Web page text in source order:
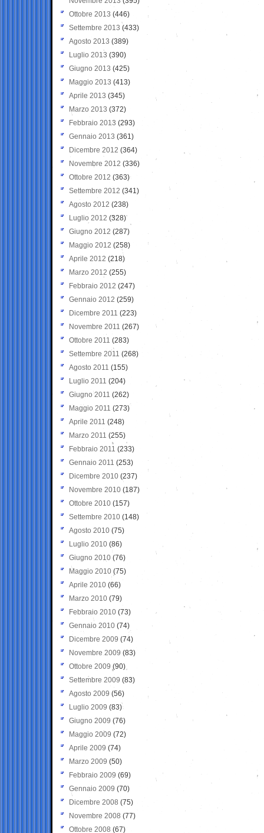
Ottobre 2013 (446)
Settembre 2013 (433)
Agosto 2013 (389)
Luglio 2013 (390)
Giugno 2013 (425)
Maggio 2013 (413)
Aprile 2013 (345)
Marzo 2013 (372)
Febbraio 2013 (293)
Gennaio 2013 (361)
Dicembre 2012 (364)
Novembre 2012 (336)
Ottobre 2012 (363)
Settembre 2012 (341)
Agosto 2012 (238)
Luglio 2012 (328)
Giugno 2012 (287)
Maggio 2012 (258)
Aprile 2012 (218)
Marzo 2012 (255)
Febbraio 2012 (247)
Gennaio 2012 (259)
Dicembre 2011 (223)
Novembre 2011 (267)
Ottobre 2011 (283)
Settembre 2011 (268)
Agosto 2011 (155)
Luglio 2011 (204)
Giugno 2011 (262)
Maggio 2011 (273)
Aprile 2011 (248)
Marzo 2011 (255)
Febbraio 2011 (233)
Gennaio 2011 (253)
Dicembre 2010 (237)
Novembre 2010 (187)
Ottobre 2010 (157)
Settembre 2010 (148)
Agosto 2010 (75)
Luglio 2010 (86)
Giugno 2010 (76)
Maggio 2010 (75)
Aprile 2010 (66)
Marzo 2010 (79)
Febbraio 2010 (73)
Gennaio 2010 (74)
Dicembre 2009 (74)
Novembre 2009 (83)
Ottobre 2009 (90)
Settembre 2009 (83)
Agosto 2009 (56)
Luglio 2009 (83)
Giugno 2009 (76)
Maggio 2009 (72)
Aprile 2009 (74)
Marzo 2009 (50)
Febbraio 2009 (69)
Gennaio 2009 (70)
Dicembre 2008 (75)
Novembre 2008 (77)
Ottobre 2008 (67)